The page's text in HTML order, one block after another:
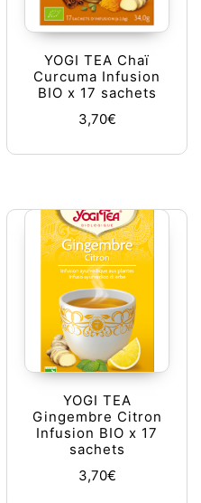
YOGI TEA Chaï
Curcuma Infusion
BIO x 17 sachets
3,70€
YOGI TEA
Gingembre Citron
Infusion BIO x 17
sachets
3,70€